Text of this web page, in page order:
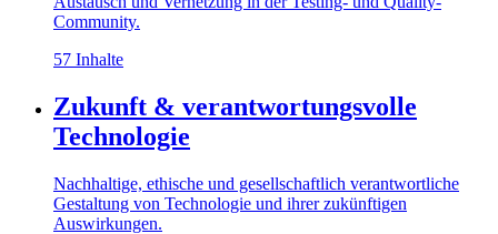
Community.
57 Inhalte
Zukunft & verantwortungsvolle
Technologie
Nachhaltige, ethische und gesellschaftlich verantwortliche
Gestaltung von Technologie und ihrer zukünftigen
Auswirkungen.